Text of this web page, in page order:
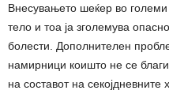
Внесувањето шеќер во
тело и тоа ја зголемува
болести. Дополнителен
намирници коишто не се
на составот на секојдневните